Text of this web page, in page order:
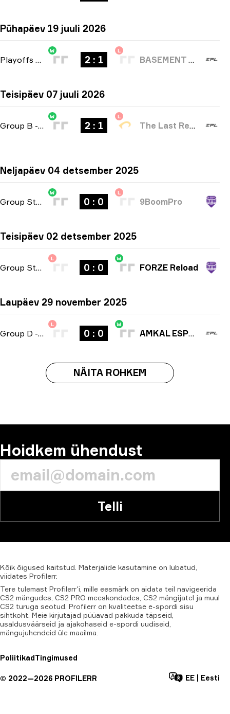
Pühapäev 19 juuli 2026
Playoffs bo3
W
2 : 1
L
BASEMENT BOYS
Teisipäev 07 juuli 2026
Group B - bo3
W
2 : 1
L
The Last Resort
Neljapäev 04 detsember 2025
Group Stage -bo3
W
0 : 0
L
9BoomPro
Teisipäev 02 detsember 2025
Group Stage
L
0 : 0
W
FORZE Reload
Laupäev 29 november 2025
Group D - bo3
L
0 : 0
W
AMKAL ESPORTS
NÄITA ROHKEM
Hoidkem ühendust
Telli
Kõik õigused kaitstud. Materjalide kasutamine on lubatud,
viidates Profilerr.
Tere tulemast Profilerr'i, mille eesmärk on aidata teil navigeerida
CS2 mängudes, CS2 PRO meeskondades, CS2 mängijatel ja muul
CS2 turuga seotud. Profilerr on kvaliteetse e-spordi sisu
sihtkoht. Meie kirjutajad püüavad pakkuda täpseid,
usaldusväärseid ja ajakohaseid e-spordi uudiseid,
mängujuhendeid üle maailma.
PoliitikadTingimused
© 2022—2026 PROFILERR EE Eesti